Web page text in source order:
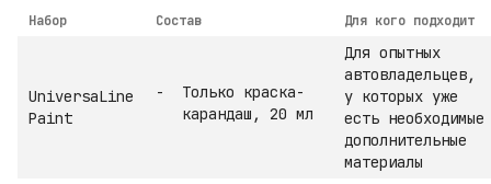
Набор Состав Для кого подходит
UniversaLine
Paint
Только краска-
карандаш, 20 мл
Для опытных
автовладельцев,
у которых уже
есть необходимые
дополнительные
материалы